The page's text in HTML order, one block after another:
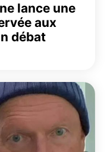
lance une
aux
débat